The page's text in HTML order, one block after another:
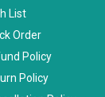
List
Order
Policy
Policy